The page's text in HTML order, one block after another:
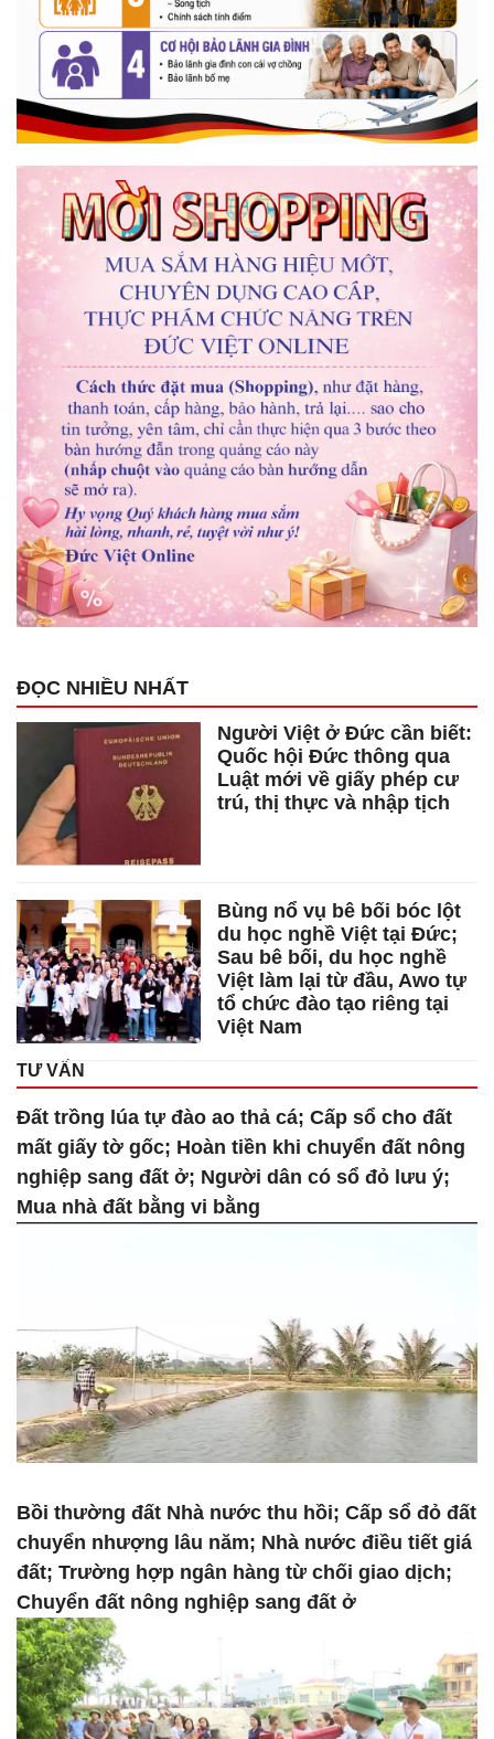
ĐỌC NHIỀU NHẤT
Người Việt ở Đức cần biết:
Quốc hội Đức thông qua
Luật mới về giấy phép cư
trú, thị thực và nhập tịch
Bùng nổ vụ bê bối bóc lột
du học nghề Việt tại Đức;
Sau bê bối, du học nghề
Việt làm lại từ đầu, Awo tự
tổ chức đào tạo riêng tại
Việt Nam
TƯ VẤN
Đất trồng lúa tự đào ao thả cá; Cấp sổ cho đất
mất giấy tờ gốc; Hoàn tiền khi chuyển đất nông
nghiệp sang đất ở; Người dân có sổ đỏ lưu ý;
Mua nhà đất bằng vi bằng
Bồi thường đất Nhà nước thu hồi; Cấp sổ đỏ đất
chuyển nhượng lâu năm; Nhà nước điều tiết giá
đất; Trường hợp ngân hàng từ chối giao dịch;
Chuyển đất nông nghiệp sang đất ở